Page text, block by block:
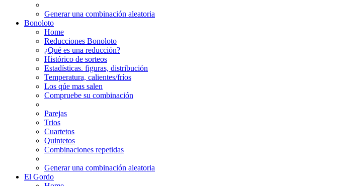
Generar una combinación aleatoria
Bonoloto
Home
Reducciones Bonoloto
¿Qué es una reducción?
Histórico de sorteos
Estadísticas. figuras, distribución
Temperatura, calientes/fríos
Los qúe mas salen
Compruebe su combinación
Parejas
Trios
Cuartetos
Quintetos
Combinaciones repetidas
Generar una combinación aleatoria
El Gordo